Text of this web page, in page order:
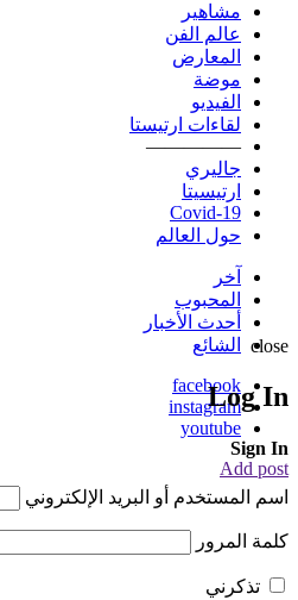
مشاهير
عالم الفن
المعارض
موضة
الفيديو
لقاءات ارتيستا
—————
جاليري
ارتيسيتا
Covid-19
حول العالم
آخر
المحبوب
أحدث الأخبار
الشائع
facebook
instagram
youtube
Add post
close
Log In
Sign In
اسم المستخدم أو البريد الإلكتروني
كلمة المرور
تذكرني